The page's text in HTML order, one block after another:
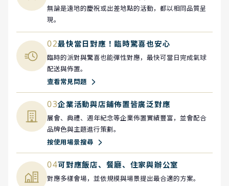
無論是遠地的慶祝或出差地點的活動，都以相同品質呈
現。
02最快當日對應！臨時驚喜也安心
臨時的派對與驚喜也能彈性對應，最快可當日完成氣球
配送與佈置。
查看常見問題
03企業活動與店鋪佈置皆廣泛對應
展會、典禮、週年紀念等企業佈置實績豐富，並會配合
品牌色與主題進行策劃。
按使用場景搜尋
04可對應飯店、餐廳、住家與辦公室
對應多樣會場，並依規模與場景提出最合適的方案。